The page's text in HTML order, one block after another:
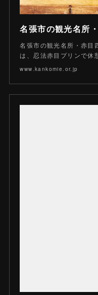
名張市の観光名所・赤目
は、忍法赤目プリンで
www.kankomie.or.jp